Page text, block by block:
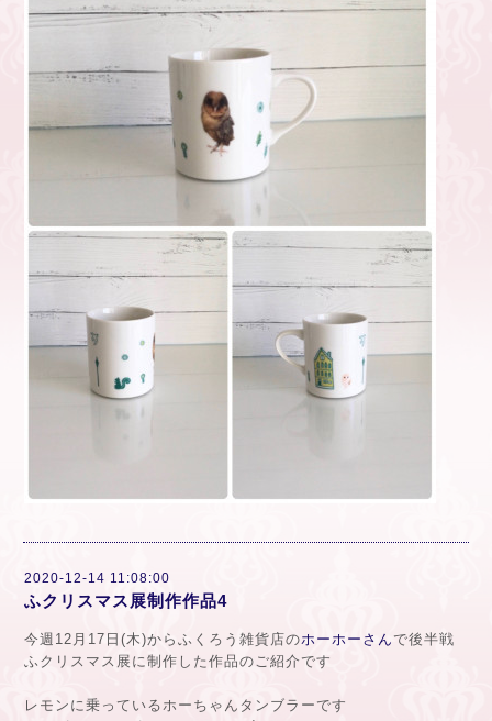
2020-12-14 11:08:00
ふクリスマス展制作作品4
今週12月17日(木)からふくろう雑貨店のホーホーさんで後半戦
ふクリスマス展に制作した作品のご紹介です
レモンに乗っているホーちゃんタンブラーです